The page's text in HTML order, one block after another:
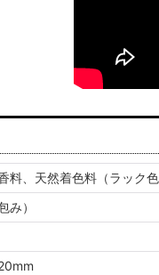
料、天然着色料（ラック
み）